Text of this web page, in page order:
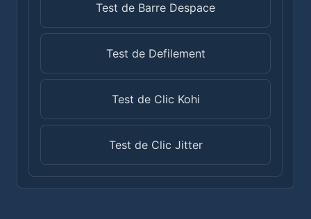
Test de Barre Despace
Test de Defilement
Test de Clic Kohi
Test de Clic Jitter